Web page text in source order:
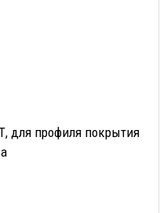
для профиля покрытия